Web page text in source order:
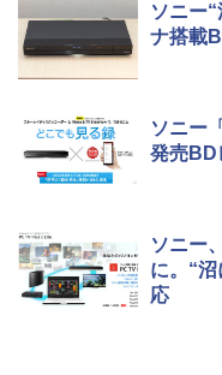
ソニー
ナ搭載
ソニー
発売BD
ソニー
に。“
応